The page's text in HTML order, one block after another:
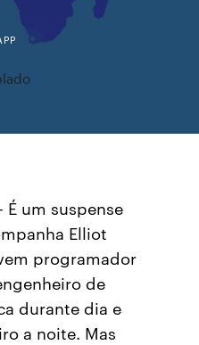
É um suspense
Elliot
programador
de
durante dia e
a noite. Mas